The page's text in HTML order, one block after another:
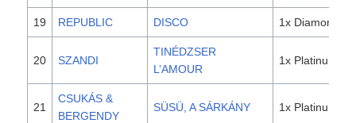
19 REPUBLIC DISCO 1x Diamond
20 SZANDI
TINÉDZSER
L’AMOUR
1x Platinum
21
CSUKÁS &
BERGENDY
SÜSÜ, A SÁRKÁNY 1x Platinum